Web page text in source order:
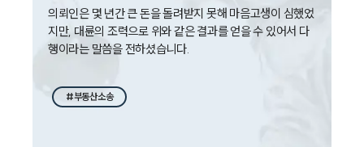
의뢰인은 몇 년간 큰 돈을 돌려받지 못해 마음고생이 심했었
지만, 대륜의 조력으로 위와 같은 결과를 얻을 수 있어서 다
행이라는 말씀을 전하셨습니다.
#부동산소송